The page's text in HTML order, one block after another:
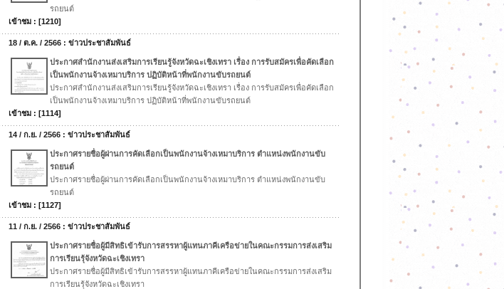
รถยนต์
เข้าชม : [1210]
18 / ต.ค. / 2566 : ข่าวประชาสัมพันธ์
ประกาศสำนักงานส่งเสริมการเรียนรู้จังหวัดฉะเชิงเทรา เรื่อง การรับสมัครเพื่อคัดเลือก
เป็นพนักงานจ้างเหมาบริการ ปฏิบัติหน้าที่พนักงานขับรถยนต์
ประกาศสำนักงานส่งเสริมการเรียนรู้จังหวัดฉะเชิงเทรา เรื่อง การรับสมัครเพื่อคัดเลือก
เป็นพนักงานจ้างเหมาบริการ ปฏิบัติหน้าที่พนักงานขับรถยนต์
เข้าชม : [1114]
14 / ก.ย. / 2566 : ข่าวประชาสัมพันธ์
ประกาศรายชื่อผู้ผ่านการคัดเลือกเป็นพนักงานจ้างเหมาบริการ ตำแหน่งพนักงานขับ
รถยนต์
ประกาศรายชื่อผู้ผ่านการคัดเลือกเป็นพนักงานจ้างเหมาบริการ ตำแหน่งพนักงานขับ
รถยนต์
เข้าชม : [1127]
11 / ก.ย. / 2566 : ข่าวประชาสัมพันธ์
ประกาศรายชื่อผู้มีสิทธิเข้ารับการสรรหาผู้แทนภาคีเครือข่ายในคณะกรรมการส่งเสริม
การเรียนรุ้จังหวัดฉะเชิงเทรา
ประกาศรายชื่อผู้มีสิทธิเข้ารับการสรรหาผู้แทนภาคีเครือข่ายในคณะกรรมการส่งเสริม
การเรียนรุ้จังหวัดฉะเชิงเทรา